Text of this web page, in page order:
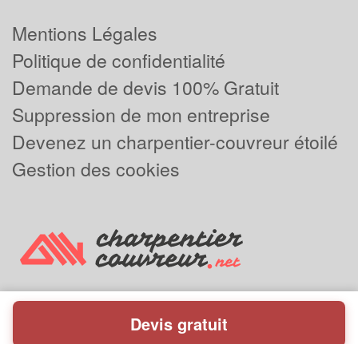
Mentions Légales
Politique de confidentialité
Demande de devis 100% Gratuit
Suppression de mon entreprise
Devenez un charpentier-couvreur étoilé
Gestion des cookies
Powered byPlus que pro
Devis gratuit